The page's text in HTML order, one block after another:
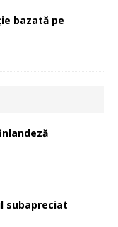
bazată pe
subapreciat